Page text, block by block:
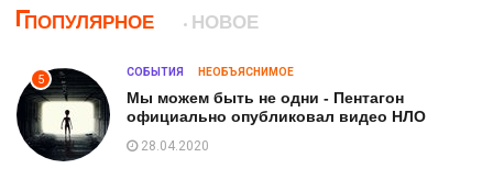
ПОПУЛЯРНОЕ НОВОЕ
5
СОБЫТИЯ НЕОБЪЯСНИМОЕ
Мы можем быть не одни - Пентагон
официально опубликовал видео НЛО
28.04.2020